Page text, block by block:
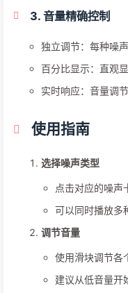
3. 音量精确控制
独立调节：每种噪
百分比显示：直观
实时响应：音量调
使用指南
选择噪声类型
点击对应的噪声
可以同时播放多
调节音量
使用滑块调节各
建议从低音量开